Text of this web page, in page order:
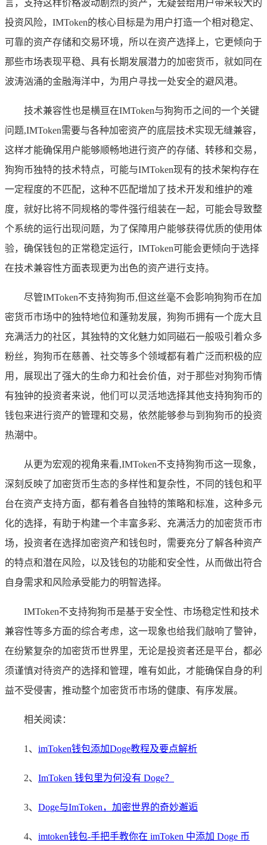
言，支持这样价格波动剧烈的资产，无疑会给用户带来较大的
投资风险，IMToken的核心目标是为用户打造一个相对稳定、
可靠的资产存储和交易环境，所以在资产选择上，它更倾向于
那些市场表现平稳、具有长期发展潜力的加密货币，就如同在
波涛汹涌的金融海洋中，为用户寻找一处安全的避风港。
技术兼容性也是横亘在IMToken与狗狗币之间的一个关键
问题,IMToken需要与各种加密资产的底层技术实现无缝兼容，
这样才能确保用户能够顺畅地进行资产的存储、转移和交易，
狗狗币独特的技术特点，可能与IMToken现有的技术架构存在
一定程度的不匹配，这种不匹配增加了技术开发和维护的难
度，就好比将不同规格的零件强行组装在一起，可能会导致整
个系统的运行出现问题，为了保障用户能够获得优质的使用体
验，确保钱包的正常稳定运行，IMToken可能会更倾向于选择
在技术兼容性方面表现更为出色的资产进行支持。
尽管IMToken不支持狗狗币,但这丝毫不会影响狗狗币在加
密货币市场中的独特地位和蓬勃发展，狗狗币拥有一个庞大且
充满活力的社区，其独特的文化魅力如同磁石一般吸引着众多
粉丝，狗狗币在慈善、社交等多个领域都有着广泛而积极的应
用，展现出了强大的生命力和社会价值，对于那些对狗狗币情
有独钟的投资者来说，他们可以灵活地选择其他支持狗狗币的
钱包来进行资产的管理和交易，依然能够参与到狗狗币的投资
热潮中。
从更为宏观的视角来看,IMToken不支持狗狗币这一现象，
深刻反映了加密货币生态的多样性和复杂性，不同的钱包和平
台在资产支持方面，都有着各自独特的策略和标准，这种多元
化的选择，有助于构建一个丰富多彩、充满活力的加密货币市
场，投资者在选择加密资产和钱包时，需要充分了解各种资产
的特点和潜在风险，以及钱包的功能和安全性，从而做出符合
自身需求和风险承受能力的明智选择。
IMToken不支持狗狗币是基于安全性、市场稳定性和技术
兼容性等多方面的综合考虑，这一现象也给我们敲响了警钟，
在纷繁复杂的加密货币世界里，无论是投资者还是平台，都必
须谨慎对待资产的选择和管理，唯有如此，才能确保自身的利
益不受侵害，推动整个加密货币市场的健康、有序发展。
相关阅读：
1、 imToken钱包添加Doge教程及要点解析
2、 ImToken 钱包里为何没有 Doge？
3、 Doge与ImToken，加密世界的奇妙邂逅
4、 imtoken钱包-手把手教你在 imToken 中添加 Doge 币